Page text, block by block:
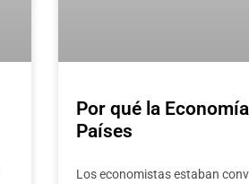
Por qué la
Países
Los economistas estaban